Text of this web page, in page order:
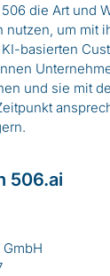
die Art und
nutzen, um mit
basierten
und sie mit
506.ai